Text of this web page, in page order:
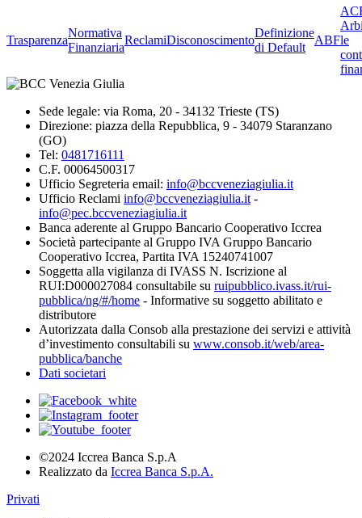
Trasparenza
Normativa
Finanziaria
ReclamiDisconoscimento
Definizione
di Default
ABFle
Sede legale: via Roma, 20 - 34132 Trieste (TS)
Direzione: piazza della Repubblica, 9 - 34079 Staranzano
(GO)
Tel: 0481716111
C.F. 00064500317
Ufficio Segreteria email: info@bccveneziagiulia.it
Ufficio Reclami info@bccveneziagiulia.it -
info@pec.bccveneziagiulia.it
Banca aderente al Gruppo Bancario Cooperativo Iccrea
Società partecipante al Gruppo IVA Gruppo Bancario
Cooperativo Iccrea, Partita IVA 15240741007
Soggetta alla vigilanza di IVASS N. Iscrizione al
RUI:D000027084 consultabile su ruipubblico.ivass.it/rui-
pubblica/ng/#/home - Informative su soggetto abilitato e
distributore
Autorizzata dalla Consob alla prestazione dei servizi e attività
d’investimento consultabili su www.consob.it/web/area-
pubblica/banche
Dati societari
©2024 Iccrea Banca S.p.A
Realizzato da Iccrea Banca S.p.A.
Privati